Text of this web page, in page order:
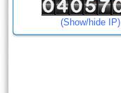
(Show/hide IP)